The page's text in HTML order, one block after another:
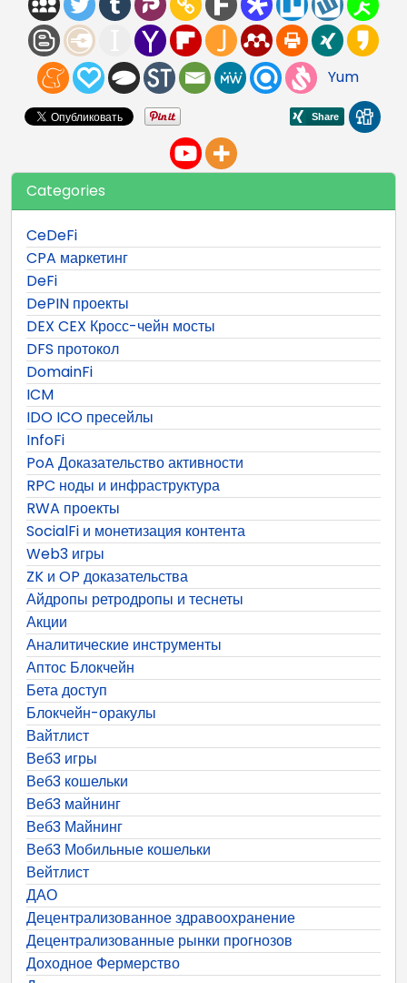
Yum
Categories
CeDeFi
CPA маркетинг
DeFi
DePIN проекты
DEX CEX Кросс-чейн мосты
DFS протокол
DomainFi
ICM
IDO ICO пресейлы
InfoFi
PoA Доказательство активности
RPC ноды и инфраструктура
RWA проекты
SocialFi и монетизация контента
Web3 игры
ZK и OP доказательства
Айдропы ретродропы и теснеты
Акции
Аналитические инструменты
Аптос Блокчейн
Бета доступ
Блокчейн-оракулы
Вайтлист
Веб3 игры
Веб3 кошельки
Веб3 майнинг
Веб3 Майнинг
Веб3 Мобильные кошельки
Вейтлист
ДАО
Децентрализованное здравоохранение
Децентрализованные рынки прогнозов
Доходное Фермерство